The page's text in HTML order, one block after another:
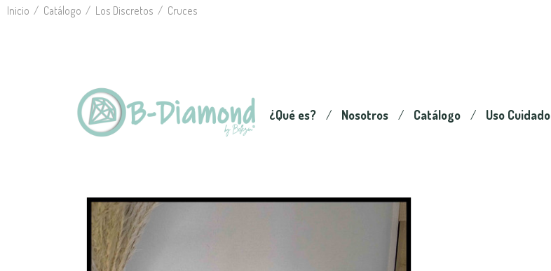
Inicio Catálogo Los Discretos Cruces
¿Qué es? Nosotros Catálogo Uso Cuidado